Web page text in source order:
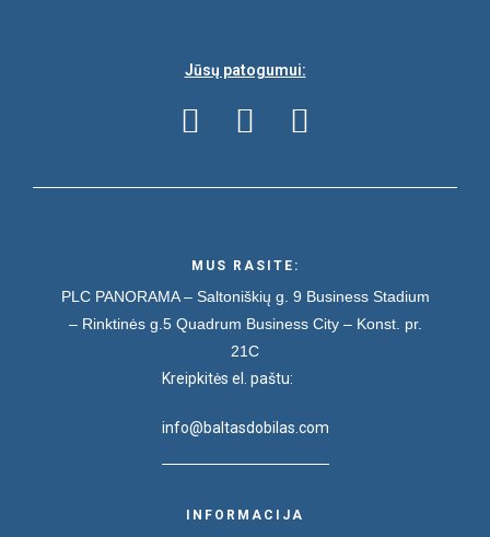
Jūsų patogumui:
MUS RASITE:
PLC PANORAMA – Saltoniškių g. 9 Business Stadium
– Rinktinės g.5 Quadrum Business City – Konst. pr.
21C
Kreipkitės el. paštu:
info@baltasdobilas.com
INFORMACIJA